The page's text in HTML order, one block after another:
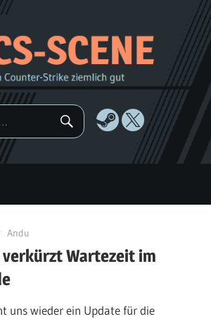
Andu
Wartezeit im
uns wieder ein Update für die